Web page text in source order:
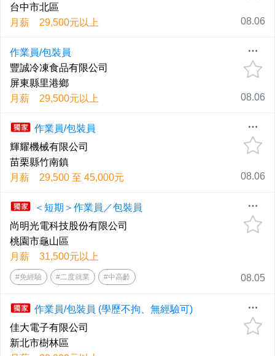
台中市北區
月薪 29,500元以上
08.06
作業員/包裝員
豐誠冷凍食品有限公司
屏東縣里港鄉
月薪 29,500元以上
08.06
作業員/包裝員
輝耀機械有限公司
苗栗縣竹南鎮
月薪 29,500 至 45,000元
08.06
＜短期＞作業員／包裝員
尚明光電科技股份有限公司
桃園市龜山區
月薪 31,500元以上
#免經驗 #二度就業 #中高齡 08.05
作業員/包裝員 (學歷不拘、無經驗可)
佳大電子有限公司
新北市樹林區